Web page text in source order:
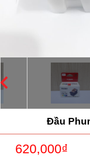
Đầu
620,000₫